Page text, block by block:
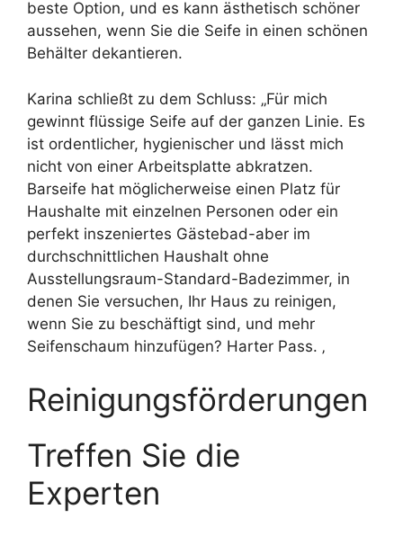
beste Option, und es kann ästhetisch schöner
aussehen, wenn Sie die Seife in einen schönen
Behälter dekantieren.
Karina schließt zu dem Schluss: „Für mich
gewinnt flüssige Seife auf der ganzen Linie. Es
ist ordentlicher, hygienischer und lässt mich
nicht von einer Arbeitsplatte abkratzen.
Barseife hat möglicherweise einen Platz für
Haushalte mit einzelnen Personen oder ein
perfekt inszeniertes Gästebad-aber im
durchschnittlichen Haushalt ohne
Ausstellungsraum-Standard-Badezimmer, in
denen Sie versuchen, Ihr Haus zu reinigen,
wenn Sie zu beschäftigt sind, und mehr
Seifenschaum hinzufügen? Harter Pass. ‚
Reinigungsförderungen
Treffen Sie die
Experten